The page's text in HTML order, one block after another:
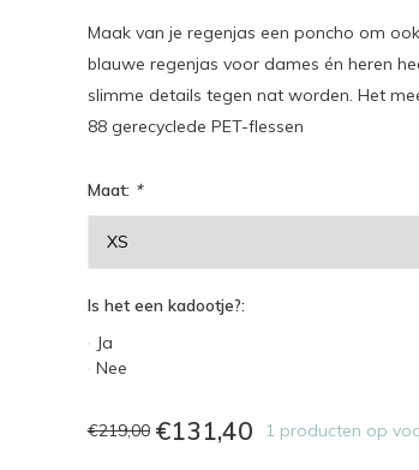
Maak van je regenjas een poncho om
blauwe regenjas voor dames én heren
slimme details tegen nat worden. Het
88 gerecyclede PET-flessen
Maat: *
Is het een kadootje?:
Ja
Nee
€219,00 €131,40 1 producten op